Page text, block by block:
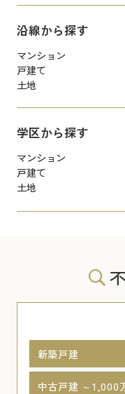
沿線から探す
マンション
戸建て
土地
学区から探す
マンション
戸建て
土地
新築戸建
中古戸建 ～1,000